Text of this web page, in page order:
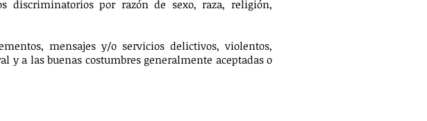
discriminatorios por razón de sexo, raza, religión,
mensajes y/o servicios delictivos, violentos,
y a las buenas costumbres generalmente aceptadas o